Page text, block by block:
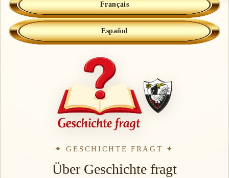
Français
Español
✦ GESCHICHTE FRAGT ✦
Über Geschichte fragt